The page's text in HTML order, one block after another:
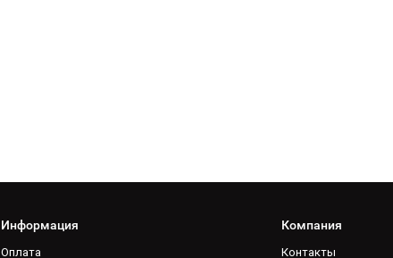
Информация
Оплата
Компания
Контакты